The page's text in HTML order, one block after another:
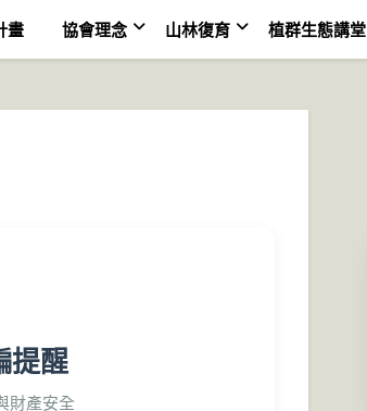
畫 協會理念 山林復育 植群生態講堂
提醒
財產安全